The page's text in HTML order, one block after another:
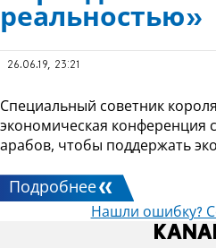
реальностью»
26.06.19, 23:21
Специальный советник
экономическая конференция
арабов, чтобы поддержать
Подробнее
Нашли ошибку?